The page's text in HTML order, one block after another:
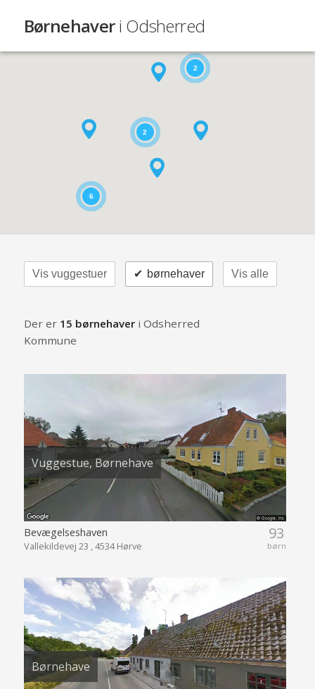
Børnehaveri Odsherred
2
6
2
Vis vuggestuer børnehaver
✔ Vis alle
Der er 15 børnehaveri Odsherred
Kommune
Vuggestue, Børnehave
93
børn
Bevægelseshaven
Vallekildevej 23 , 4534 Hørve
Børnehave